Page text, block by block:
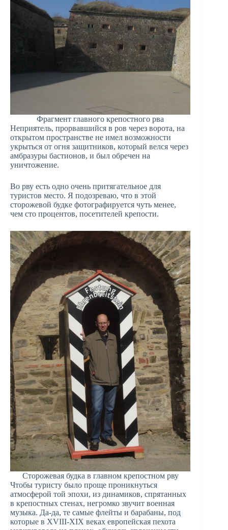
Фрагмент главного крепостного рва
Неприятель, прорвавшийся в ров через ворота, на
открытом пространстве не имел возможности
укрыться от огня защитников, который велся через
амбразуры бастионов, и был обречен на
уничтожение.
Во рву есть одно очень притягательное для
туристов место. Я подозреваю, что в этой
сторожевой будке фотографируется чуть менее,
чем сто процентов, посетителей крепости.
Сторожевая будка в главном крепостном рву
Чтобы туристу было проще проникнуться
атмосферой той эпохи, из динамиков, спрятанных
в крепостных стенах, негромко звучит военная
музыка. Да-да, те самые флейты и барабаны, под
которые в XVIII-XIX веках европейская пехота